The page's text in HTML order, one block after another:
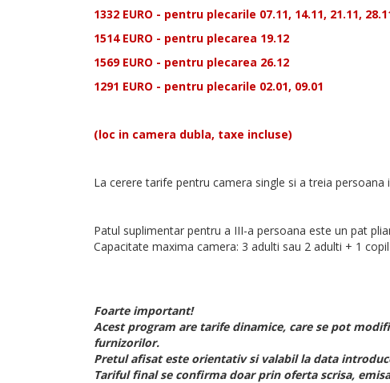
1332 EURO - pentru plecarile 07.11, 14.11, 21.11,
1514 EURO - pentru plecarea 19.12
1569 EURO - pentru plecarea 26.12
1291 EURO - pentru plecarile 02.01, 09.01
(loc in camera dubla, taxe incluse)
La cerere tarife pentru camera single si a treia persoana
Patul suplimentar pentru a III-a persoana este un pat
Capacitate maxima camera: 3 adulti sau 2 adulti + 1
Foarte important!
Acest program are tarife dinamice, care se pot
furnizorilor.
Pretul afisat este orientativ si valabil la data
Tariful final se confirma doar prin oferta scrisa,